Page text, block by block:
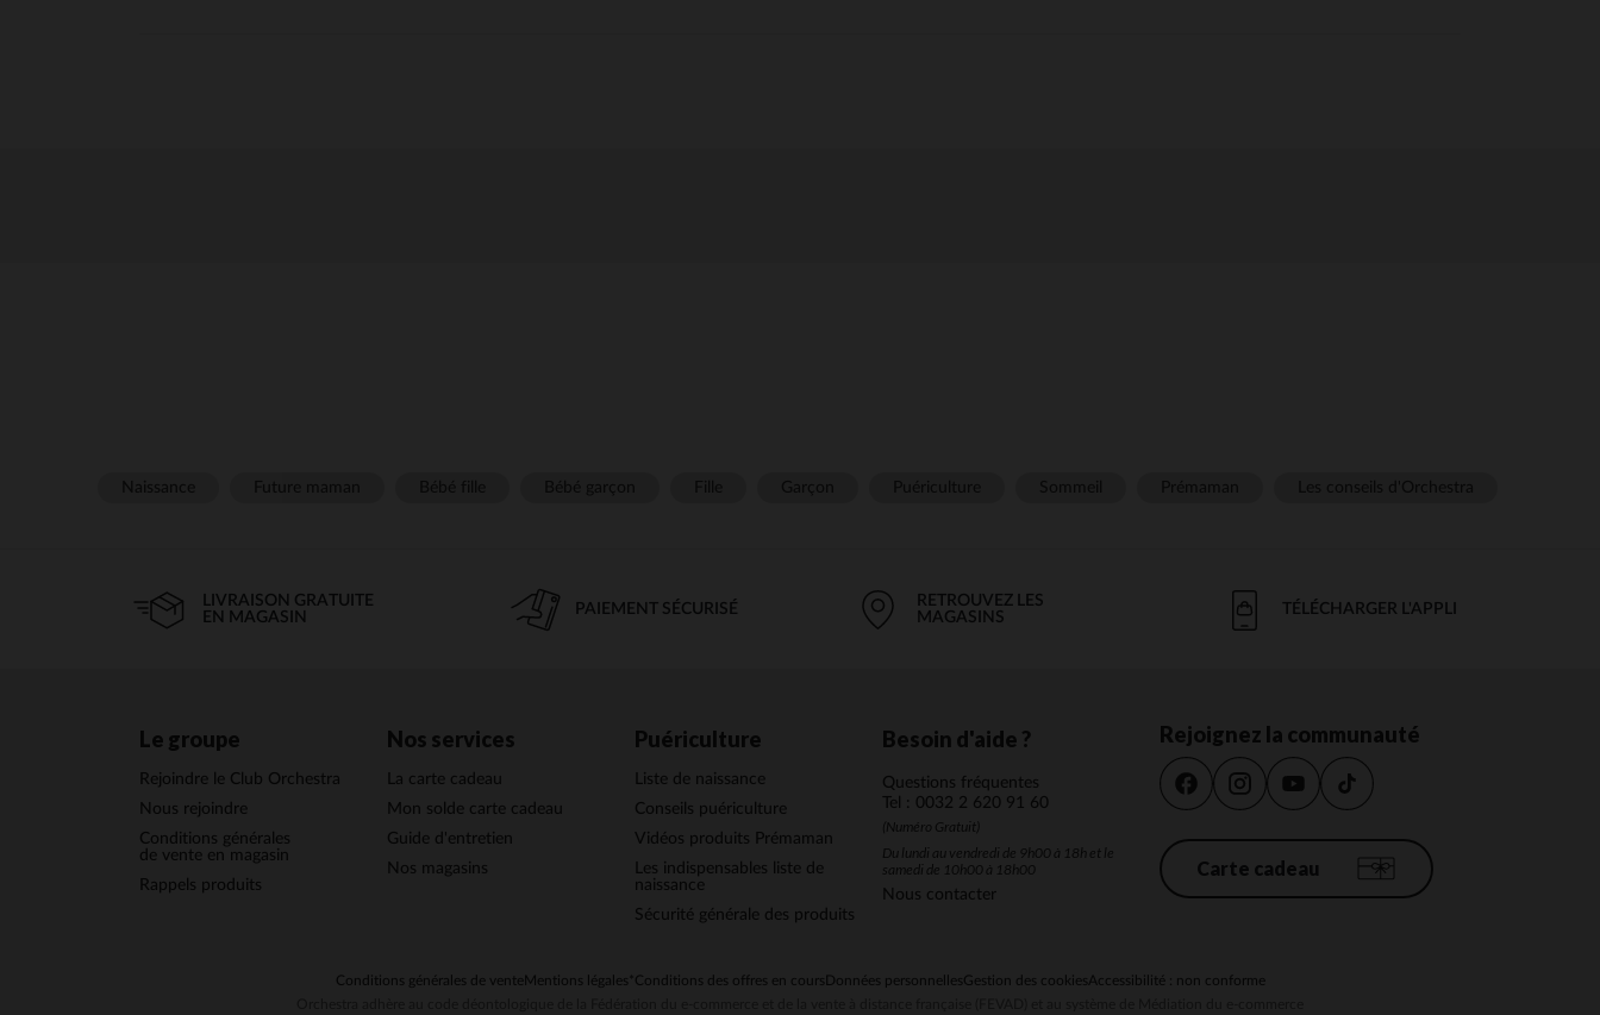
LIVRAISON GRATUITE
EN MAGASIN
PAIEMENT SÉCURISÉ
RETROUVEZ LES
MAGASINS
TÉLÉCHARGER L'APPLI
Le groupe
Rejoindre le Club Orchestra
Nous rejoindre
Conditions générales
de vente en magasin
Rappels produits
Nos services
La carte cadeau
Mon solde carte cadeau
Guide d'entretien
Nos magasins
Puériculture
Liste de naissance
Conseils puériculture
Vidéos produits Prémaman
Les indispensables liste de
naissance
Sécurité générale des produits
Besoin d'aide ?
Questions fréquentes
Tel : 0032 2 620 91 60
(Numéro Gratuit)
Du lundi au vendredi de 9h00 à 18h et le
samedi de 10h00 à 18h00
Nous contacter
Rejoignez la communauté
Carte cadeau
Conditions générales de venteMentions légales *Conditions des offres en cours Données personnellesGestion des cookiesAccessibilité : non conforme